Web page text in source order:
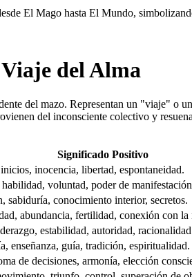
El Mago hasta El Mundo,
del Alma
del mazo. Representan un "viaje" o
del inconsciente colectivo y
Significado Positivo
inocencia, libertad, espontaneidad.
voluntad, poder de
sabiduría, conocimiento interior, secretos.
abundancia, fertilidad, conexión con la
estabilidad, autoridad,
enseñanza, guía, tradición, espiritualidad.
de decisiones, armonía, elección